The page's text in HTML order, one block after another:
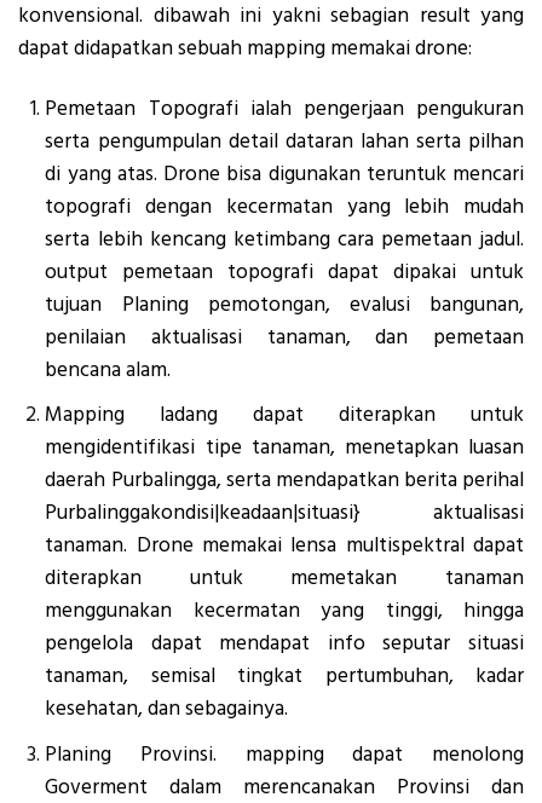
konvensional. dibawah ini yakni sebagian result yang
dapat didapatkan sebuah mapping memakai drone:
Pemetaan Topografi ialah pengerjaan pengukuran
serta pengumpulan detail dataran lahan serta pilhan
di yang atas. Drone bisa digunakan teruntuk mencari
topografi dengan kecermatan yang lebih mudah
serta lebih kencang ketimbang cara pemetaan jadul.
output pemetaan topografi dapat dipakai untuk
tujuan Planing pemotongan, evalusi bangunan,
penilaian aktualisasi tanaman, dan pemetaan
bencana alam.
Mapping ladang dapat diterapkan untuk
mengidentifikasi tipe tanaman, menetapkan luasan
daerah Purbalingga, serta mendapatkan berita perihal
Purbalinggakondisi|keadaan|situasi} aktualisasi
tanaman. Drone memakai lensa multispektral dapat
diterapkan untuk memetakan tanaman
menggunakan kecermatan yang tinggi, hingga
pengelola dapat mendapat info seputar situasi
tanaman, semisal tingkat pertumbuhan, kadar
kesehatan, dan sebagainya.
Planing Provinsi. mapping dapat menolong
Goverment dalam merencanakan Provinsi dan